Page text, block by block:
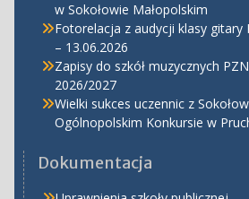
w Sokołowie Małopolskim
Fotorelacja z audycji klasy gitary
– 13.06.2026
Zapisy do szkół muzycznych
2026/2027
Wielki sukces uczennic z
Ogólnopolskim Konkursie w
Dokumentacja